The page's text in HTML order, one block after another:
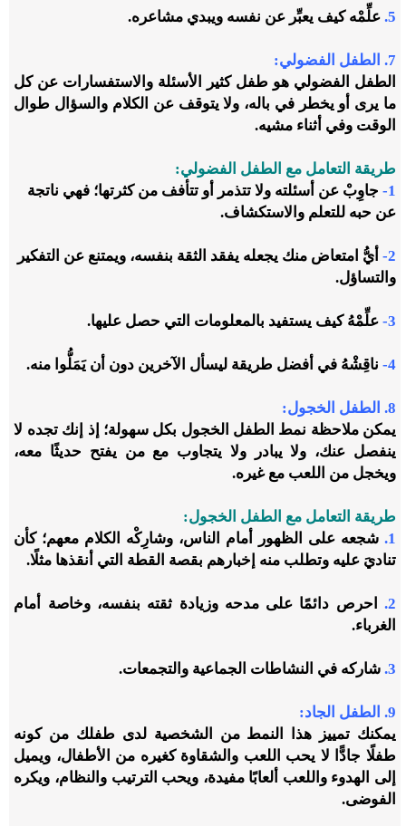
5. علِّمْه كيف يعبِّر عن نفسه ويبدي مشاعره.
7. الطفل الفضولي:
الطفل الفضولي هو طفل كثير الأسئلة والاستفسارات عن كل
ما يرى أو يخطر في باله، ولا يتوقف عن الكلام والسؤال طوال
الوقت وفي أثناء مشيه.
طريقة التعامل مع الطفل الفضولي:
1-
جاوِبْ عن أسئلته ولا تتذمر أو تتأفف من كثرتها؛ فهي ناتجة
عن حبه للتعلم والاستكشاف.
2-
أيُّ امتعاض منك يجعله يفقد الثقة بنفسه، ويمتنع عن التفكير
والتساؤل.
3- علِّمْهُ كيف يستفيد بالمعلومات التي حصل عليها.
4- ناقِشْهُ في أفضل طريقة ليسأل الآخرين دون أن يَمَلُّوا منه.
8. الطفل الخجول:
يمكن ملاحظة نمط الطفل الخجول بكل سهولة؛ إذ إنك تجده لا
ينفصل عنك، ولا يبادر ولا يتجاوب مع من يفتح حديثًا معه،
ويخجل من اللعب مع غيره.
طريقة التعامل مع الطفل الخجول:
1. شجعه على الظهور أمام الناس، وشارِكْه الكلام معهم؛ كأن
تناديَ عليه وتطلب منه إخبارهم بقصة القطة التي أنقذها مثلًا.
2.
احرص دائمًا على مدحه وزيادة ثقته بنفسه، وخاصة أمام
الغرباء.
3. شاركه في النشاطات الجماعية والتجمعات.
9. الطفل الجاد:
يمكنك تمييز هذا النمط من الشخصية لدى طفلك من كونه
طفلًا جادًّا لا يحب اللعب والشقاوة كغيره من الأطفال، ويميل
إلى الهدوء واللعب ألعابًا مفيدة، ويحب الترتيب والنظام، ويكره
الفوضى.